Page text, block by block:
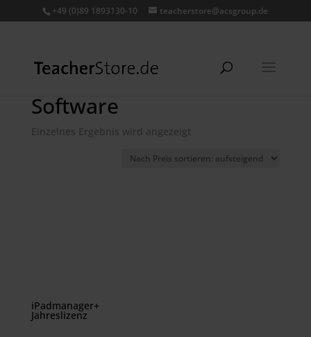
+49 (0)89 1893130-10 teacherstore@acsgroup.de
Software
Einzelnes Ergebnis wird angezeigt
iPadmanager+
Jahreslizenz